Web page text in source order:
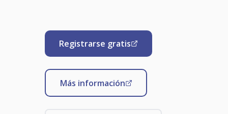
Registrarse gratis
Más información